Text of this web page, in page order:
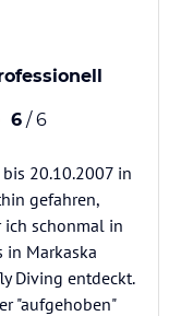
6 / 6
20.10.2007 in
gefahren,
ich schonmal in
in Markaska
Diving entdeckt.
"aufgehoben"